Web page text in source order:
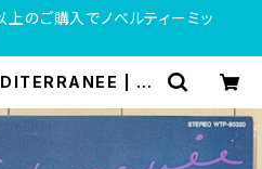
のご購入でノベルティーミッ
| VI